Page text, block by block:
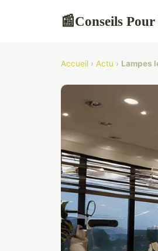
📰Conseils
Accueil › Actu › Lampes